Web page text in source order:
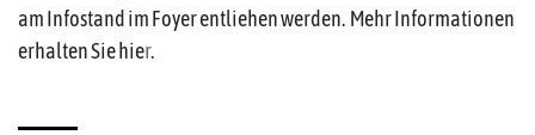
am Infostand im Foyer entliehen werden. Mehr Informationen
erhalten Sie hier.